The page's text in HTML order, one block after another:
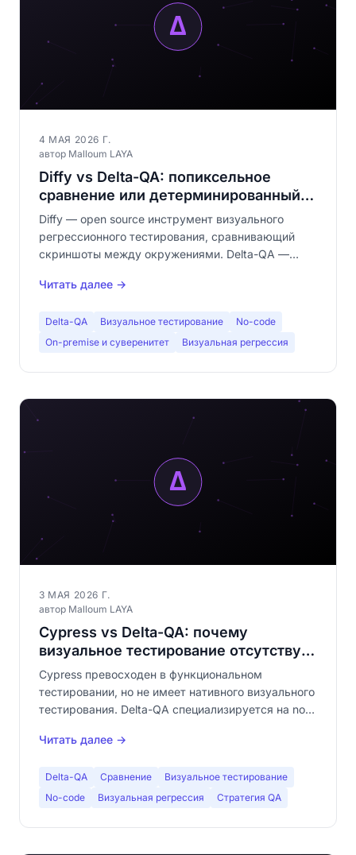
4 МАЯ 2026 Г.
автор Malloum LAYA
Diffy vs Delta-QA: попиксельное
сравнение или детерминированный
движок?
Diffy — open source инструмент визуального
регрессионного тестирования, сравнивающий
скриншоты между окружениями. Delta-QA —
зависимости от LLM. Подробное сравнение для
Читать далее →
Delta-QA Визуальное тестирование
No-code
On-premise и суверенитет
Визуальная регрессия
3 МАЯ 2026 Г.
автор Malloum LAYA
Cypress vs Delta-QA: почему
визуальное тестирование отсутствует
в вашей Cypress-сюите
Cypress превосходен в функциональном
тестировании, но не имеет нативного визуального
тестирования. Delta-QA специализируется на no-
их комбинация даёт полное QA-покрытие.
Читать далее →
Delta-QA Сравнение
Визуальное тестирование
No-code
Визуальная регрессия Стратегия QA